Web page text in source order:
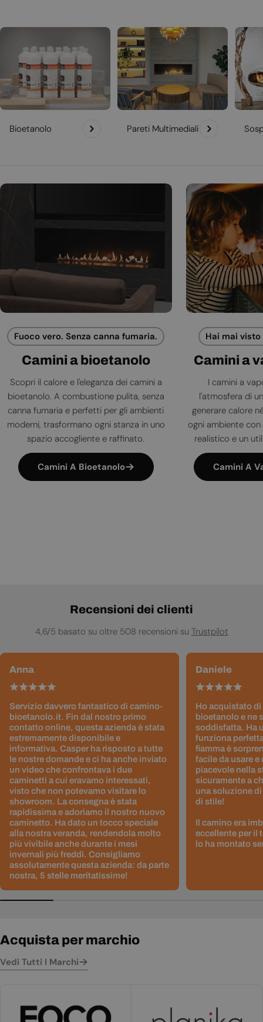
Bioetanolo Pareti Multimediali
Fuoco vero. Senza canna fumaria.
Camini a bioetanolo
Scopri il calore e l'eleganza dei camini a
bioetanolo. A combustione pulita, senza
canna fumaria e perfetti per gli ambienti
moderni, trasformano ogni stanza in uno
spazio accogliente e raffinato.
Camini A Bioetanolo
Hai mai
Camini a
I camini a
l'atmosfera di
generare calore
ogni ambiente
realistico e un
Camini A
Recensioni dei clienti
4,6/5 basato su oltre 508 recensioni su Trustpilot
Anna
Servizio davvero fantastico di camino-
bioetanolo.it. Fin dal nostro primo
contatto online, questa azienda è stata
estremamente disponibile e
informativa. Casper ha risposto a tutte
le nostre domande e ci ha anche inviato
un video che confrontava i due
caminetti a cui eravamo interessati,
visto che non potevamo visitare lo
showroom. La consegna è stata
rapidissima e adoriamo il nostro nuovo
caminetto. Ha dato un tocco speciale
alla nostra veranda, rendendola molto
più vivibile anche durante i mesi
invernali più freddi. Consigliamo
assolutamente questa azienda: da parte
nostra, 5 stelle meritatissime!
Daniele
Ho acquistato di
bioetanolo e ne
soddisfatta. Ha
funziona
fiamma è
facile da usare e
piacevole nella
sicuramente a
una soluzione
di stile!
Il camino era
eccellente per il
lo ha montato
Acquista per marchio
Vedi Tutti I Marchi